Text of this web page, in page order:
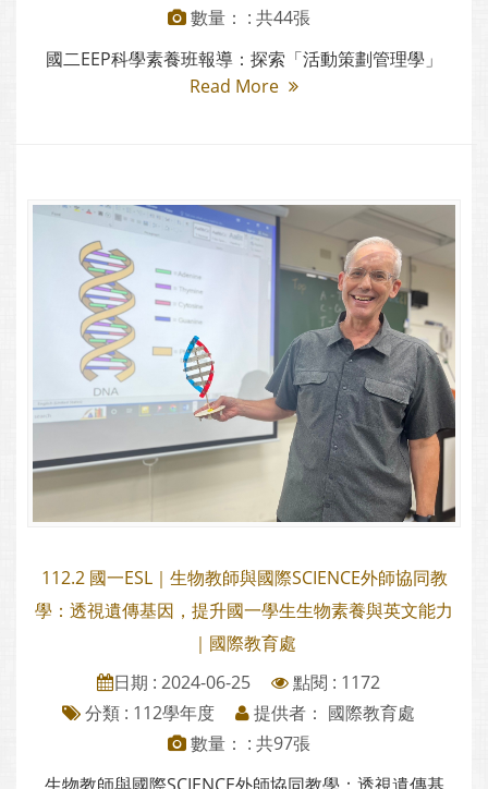
數量： : 共44張
國二EEP科學素養班報導：探索「活動策劃管理學」
Read More
112.2 國一ESL｜生物教師與國際SCIENCE外師協同教
學：透視遺傳基因，提升國一學生生物素養與英文能力
｜國際教育處
日期 : 2024-06-25
點閱 : 1172
分類 : 112學年度
提供者： 國際教育處
數量： : 共97張